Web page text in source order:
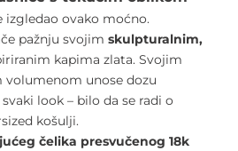
ovako moćno.
pažnju svojim skulpturalnim,
kapima zlata. Svojim
unose dozu
look – bilo da se radi o
košulji.
čelika presvučenog 18k